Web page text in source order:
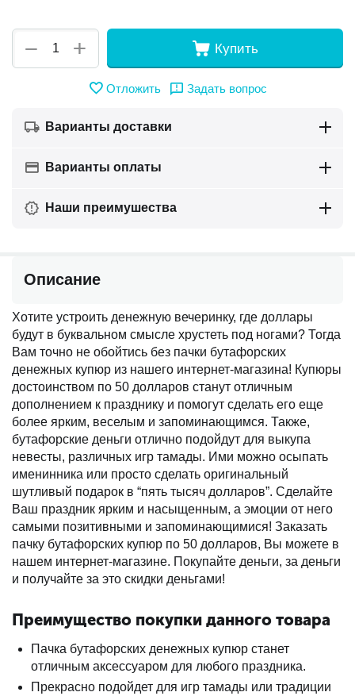
+
− Купить
Отложить Задать вопрос
Варианты доставки
Варианты оплаты
Наши преимушества
Описание
Хотите устроить денежную вечеринку, где доллары
будут в буквальном смысле хрустеть под ногами? Тогда
Вам точно не обойтись без пачки бутафорских
денежных купюр из нашего интернет-магазина! Купюры
достоинством по 50 долларов станут отличным
дополнением к празднику и помогут сделать его еще
более ярким, веселым и запоминающимся. Также,
бутафорские деньги отлично подойдут для выкупа
невесты, различных игр тамады. Ими можно осыпать
именинника или просто сделать оригинальный
шутливый подарок в “пять тысяч долларов”. Сделайте
Ваш праздник ярким и насыщенным, а эмоции от него
самыми позитивными и запоминающимися! Заказать
пачку бутафорских купюр по 50 долларов, Вы можете в
нашем интернет-магазине. Покупайте деньги, за деньги
и получайте за это скидки деньгами!
Преимущество покупки данного товара
Пачка бутафорских денежных купюр станет
отличным аксессуаром для любого праздника.
Прекрасно подойдет для игр тамады или традиции